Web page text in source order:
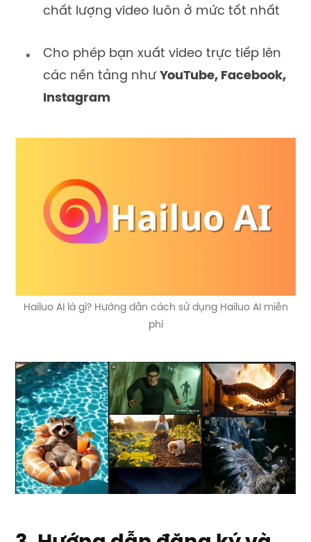
chất lượng video luôn ở mức tốt nhất
Cho phép bạn xuất video trực tiếp lên
các nền tảng như YouTube, Facebook,
Instagram
Hailuo AI là gì? Hướng dẫn cách sử dụng Hailuo AI miễn
phí